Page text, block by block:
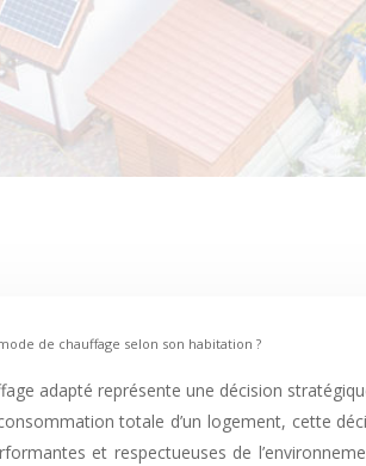
de chauffage selon son habitation ?
adapté représente une décision
totale d’un logement, cette
et respectueuses de